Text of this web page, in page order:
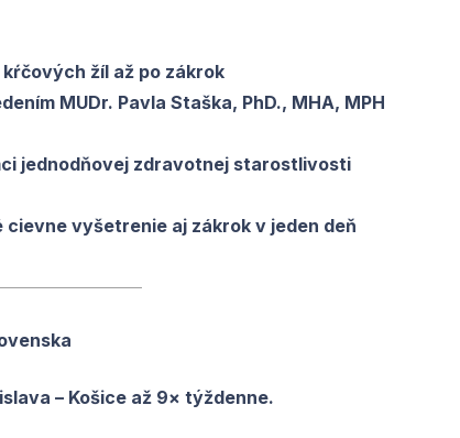
žíl až po zákrok
MUDr. Pavla Staška, PhD., MHA, MPH
jednodňovej zdravotnej starostlivosti
vyšetrenie aj zákrok v jeden deň
– Košice až 9× týždenne.